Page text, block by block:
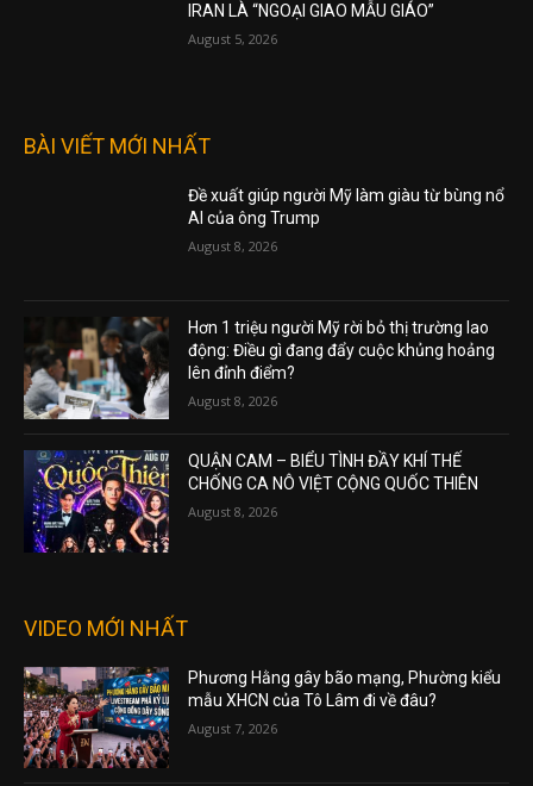
IRAN LÀ “NGOẠI GIAO MẪU GIÁO”
August 5, 2026
BÀI VIẾT MỚI NHẤT
Đề xuất giúp người Mỹ làm giàu từ bùng nổ
AI của ông Trump
August 8, 2026
Hơn 1 triệu người Mỹ rời bỏ thị trường lao
động: Điều gì đang đẩy cuộc khủng hoảng
lên đỉnh điểm?
August 8, 2026
QUẬN CAM – BIỂU TÌNH ĐẦY KHÍ THẾ
CHỐNG CA NÔ VIỆT CỘNG QUỐC THIÊN
August 8, 2026
VIDEO MỚI NHẤT
Phương Hằng gây bão mạng, Phường kiểu
mẫu XHCN của Tô Lâm đi về đâu?
August 7, 2026